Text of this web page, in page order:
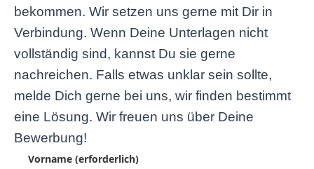
bekommen. Wir setzen uns gerne mit Dir in
Verbindung. Wenn Deine Unterlagen nicht
vollständig sind, kannst Du sie gerne
nachreichen. Falls etwas unklar sein sollte,
melde Dich gerne bei uns, wir finden bestimmt
eine Lösung. Wir freuen uns über Deine
Bewerbung!
Vorname (erforderlich)